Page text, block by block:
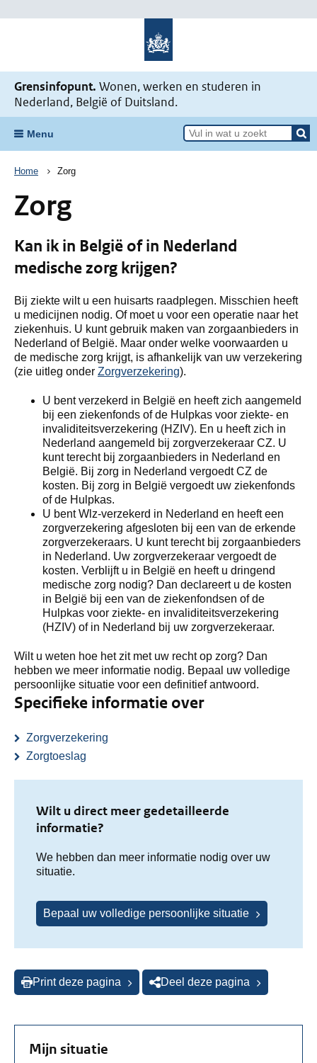
Grensinfopunt. Wonen, werken en studeren in
Nederland, België of Duitsland.
Menu
Kruimelpad
Home Zorg
Zorg
Kan ik in België of in Nederland
medische zorg krijgen?
Bij ziekte wilt u een huisarts raadplegen. Misschien heeft
u medicijnen nodig. Of moet u voor een operatie naar het
ziekenhuis. U kunt gebruik maken van zorgaanbieders in
Nederland of België. Maar onder welke voorwaarden u
de medische zorg krijgt, is afhankelijk van uw verzekering
(zie uitleg onder Zorgverzekering).
U bent verzekerd in België en heeft zich aangemeld
bij een ziekenfonds of de Hulpkas voor ziekte- en
invaliditeitsverzekering (HZIV). En u heeft zich in
Nederland aangemeld bij zorgverzekeraar CZ. U
kunt terecht bij zorgaanbieders in Nederland en
België. Bij zorg in Nederland vergoedt CZ de
kosten. Bij zorg in België vergoedt uw ziekenfonds
of de Hulpkas.
U bent Wlz-verzekerd in Nederland en heeft een
zorgverzekering afgesloten bij een van de erkende
zorgverzekeraars. U kunt terecht bij zorgaanbieders
in Nederland. Uw zorgverzekeraar vergoedt de
kosten. Verblijft u in België en heeft u dringend
medische zorg nodig? Dan declareert u de kosten
in België bij een van de ziekenfondsen of de
Hulpkas voor ziekte- en invaliditeitsverzekering
(HZIV) of in Nederland bij uw zorgverzekeraar.
Wilt u weten hoe het zit met uw recht op zorg? Dan
hebben we meer informatie nodig. Bepaal uw volledige
persoonlijke situatie voor een definitief antwoord.
Specifieke informatie over
Zorgverzekering
Zorgtoeslag
Wilt u direct meer gedetailleerde
informatie?
We hebben dan meer informatie nodig over uw
situatie.
Bepaal uw volledige persoonlijke situatie
Print deze pagina Deel deze pagina
Mijn situatie